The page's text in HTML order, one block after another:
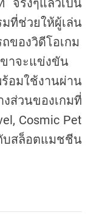
ช่วยให้ผู้เล่น
ของวิดีโอเกม
ขาจะแข่งขัน
อมใช้งานผ่าน
ส่วนของเกมที่
Cosmic Pet
บสล็อตแมชชีน